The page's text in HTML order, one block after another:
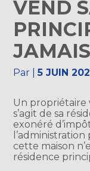
VEND
Par |5 JUIN
Un propriétaire
s’agit de sa
exonéré
cette maison
résidence